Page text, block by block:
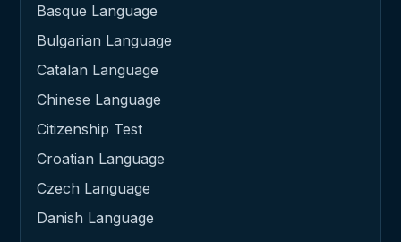
Basque Language
Bulgarian Language
Catalan Language
Chinese Language
Citizenship Test
Croatian Language
Czech Language
Danish Language